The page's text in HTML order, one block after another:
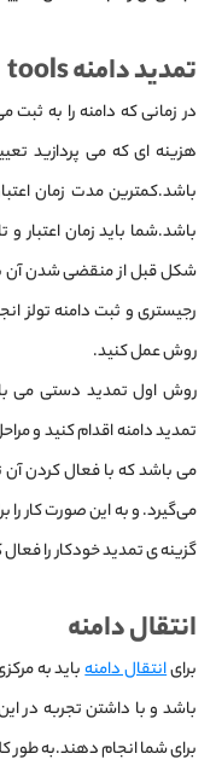
تمدید دامنه tools
در زمانی که دامنه را به ثبت
هزینه ای که می پردازید
باشد.شما باید زمان اعتبار و
شکل قبل از منقضی شدن آن
رجیستری و ثبت دامنه تولز
روش عمل کنید.
روش اول تمدید دستی می
تمدید دامنه اقدام کنید و
می باشد که با فعال کردن
می‌گیرد. و به این صورت کار
گزینه ی تمدید خودکار را فعال
انتقال دامنه
برایانتقال دامنه
برای شما انجام دهند.به طور